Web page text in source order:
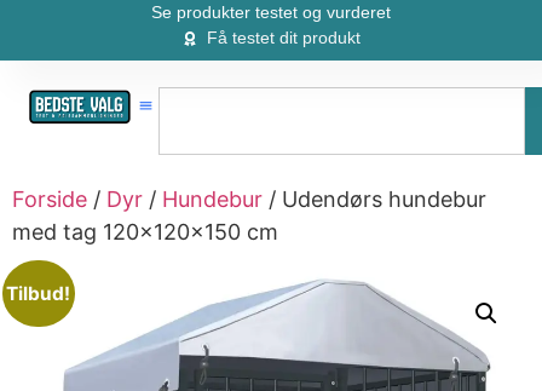
Se produkter testet og vurderet
Få testet dit produkt
Forside / Dyr / Hundebur / Udendørs hundebur
med tag 120x120x150 cm
Tilbud!